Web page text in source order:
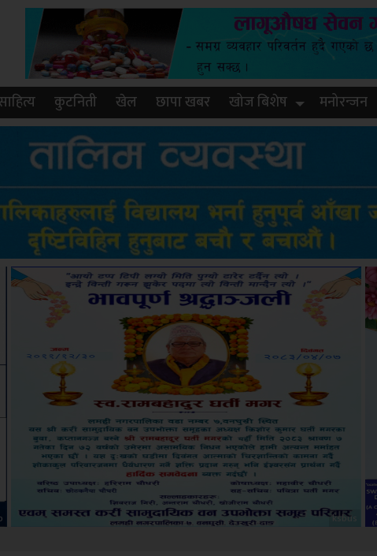
कुटनिती खेल छापा खबर खोज बिशेष मनोरन्जन
Sdc